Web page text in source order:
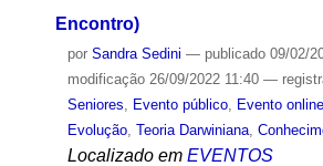
Encontro)
por Sandra Sedini — publicado09/02/
modificação26/09/2022 11:40 —
Seniores
Evento público, Evento online
Evolução, Teoria Darwiniana,
Localizado em EVENTOS